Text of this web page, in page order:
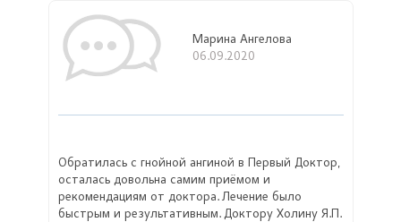
Марина Ангелова
06.09.2020
Обратилась с гнойной ангиной в Первый Доктор,
осталась довольна самим приёмом и
рекомендациям от доктора. Лечение было
быстрым и результативным. Доктору Холину Я.П.